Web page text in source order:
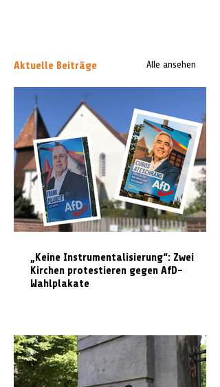
Aktuelle Beiträge Alle ansehen
„Keine Instrumentalisierung“: Zwei
Kirchen protestieren gegen AfD-
Wahlplakate